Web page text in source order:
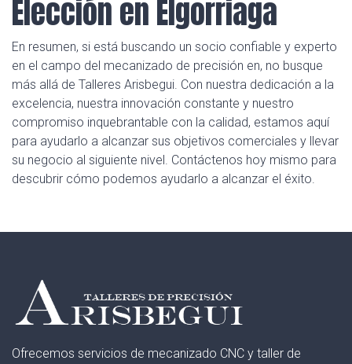
Elección en Elgorriaga
En resumen, si está buscando un socio confiable y experto
en el campo del mecanizado de precisión en, no busque
más allá de Talleres Arisbegui. Con nuestra dedicación a la
excelencia, nuestra innovación constante y nuestro
compromiso inquebrantable con la calidad, estamos aquí
para ayudarlo a alcanzar sus objetivos comerciales y llevar
su negocio al siguiente nivel. Contáctenos hoy mismo para
descubrir cómo podemos ayudarlo a alcanzar el éxito.
Ofrecemos servicios de mecanizado CNC y taller de